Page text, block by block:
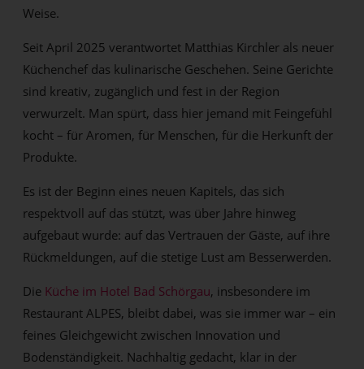
Weise.
Seit April 2025 verantwortet Matthias Kirchler als neuer
Küchenchef das kulinarische Geschehen. Seine Gerichte
sind kreativ, zugänglich und fest in der Region
verwurzelt. Man spürt, dass hier jemand mit Feingefühl
kocht – für Aromen, für Menschen, für die Herkunft der
Produkte.
Es ist der Beginn eines neuen Kapitels, das sich
respektvoll auf das stützt, was über Jahre hinweg
aufgebaut wurde: auf das Vertrauen der Gäste, auf ihre
Rückmeldungen, auf die stetige Lust am Besserwerden.
Die Küche im Hotel Bad Schörgau, insbesondere im
Restaurant ALPES, bleibt dabei, was sie immer war – ein
feines Gleichgewicht zwischen Innovation und
Bodenständigkeit. Nachhaltig gedacht, klar in der